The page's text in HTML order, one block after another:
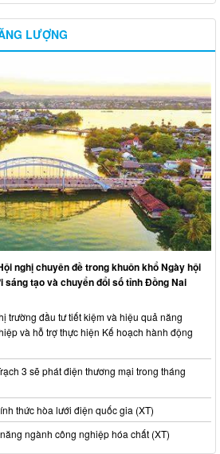
LƯỢNG
nghị chuyên đề trong khuôn khổ Ngày hội
sáng tạo và chuyển đổi số tỉnh Đồng Nai
trường đầu tư tiết kiệm và hiệu quả năng
và hỗ trợ thực hiện Kế hoạch hành động
3 sẽ phát điện thương mại trong tháng
thức hòa lưới điện quốc gia (XT)
ngành công nghiệp hóa chất (XT)